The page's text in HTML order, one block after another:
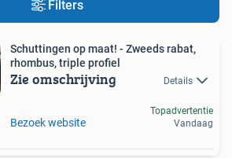
Filters
Schuttingen op maat! - Zweeds rabat,
rhombus, triple profiel
Zie omschrijving Details
Bezoek website
Topadvertentie
Vandaag